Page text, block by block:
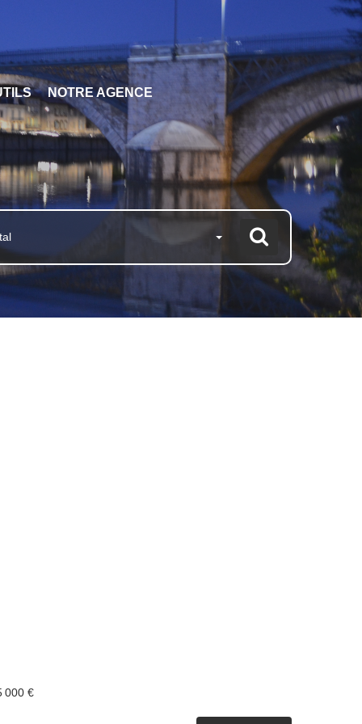
NOTRE AGENCE
000 €